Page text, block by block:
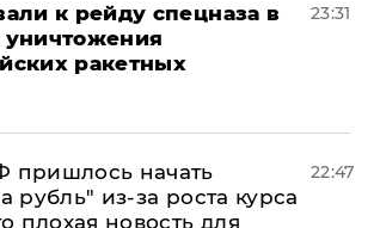
к рейду спецназа в
ракетных
23:31
начать
рубль" из-за роста курса
плохая новость для
22:47